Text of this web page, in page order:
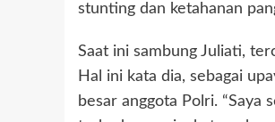
stunting dan ketahanan
Saat ini sambung Juliati,
Hal ini kata dia, sebagai
besar anggota Polri.